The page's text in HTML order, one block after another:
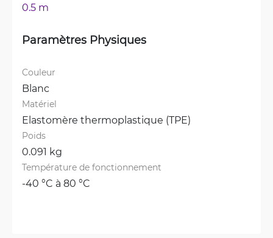
0.5 m
Paramètres Physiques
Couleur
Blanc
Matériel
Elastomère thermoplastique (TPE)
Poids
0.091 kg
Température de fonctionnement
-40 °C à 80 °C